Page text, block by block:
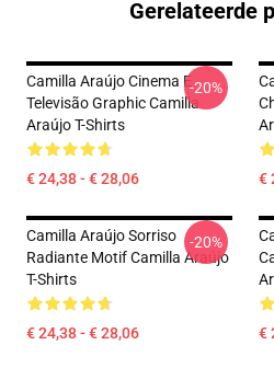
Gerelateerde
Camilla Araújo Cinema E
Televisão Graphic Camilla
Araújo T-Shirts
€ 24,38 - € 28,06
-20%
€
Camilla Araújo Sorriso
Radiante Motif Camilla Araújo
T-Shirts
€ 24,38 - € 28,06
-20%
€